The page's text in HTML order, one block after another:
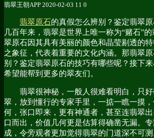
翡翠王朝APP 2020-02-03 11 0
翡翠原石的真假怎么辨别？鉴定翡翠
几百年来，翡翠是世界上唯一称为“赌石”
翠原石因其具有美丽的颜色和晶莹剔透的
之象征，代表着重要的文化内涵。那翡翠
别？鉴定翡翠原石的技巧有哪些呢？接下来
希望能帮到更多的翠友们。
翡翠很神秘，一般人很难看明白，只
翠，放到懂行的专家手里，一掂一瞧一摸
何，张口即来，更有神通者，甚至连翡翠
口而出，价值几何更是估算得确凿无漏。
成，令旁观者更加觉得翡翠的门道深不可